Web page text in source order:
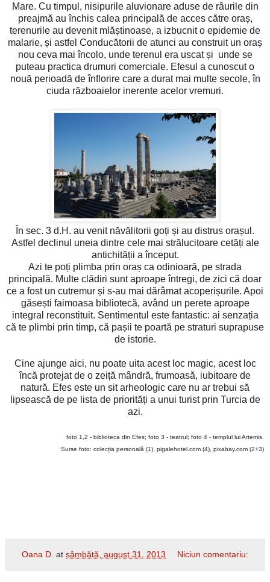
Mare. Cu timpul, nisipurile aluvionare aduse de râurile din
preajmă au închis calea principală de acces către oraș,
terenurile au devenit mlăștinoase, a izbucnit o epidemie de
malarie, și astfel Conducătorii de atunci au construit un oraș
nou ceva mai încolo, unde terenul era uscat și unde se
puteau practica drumuri comerciale. Efesul a cunoscut o
nouă perioadă de înflorire care a durat mai multe secole, în
ciuda războaielor inerente acelor vremuri.
În sec. 3 d.H. au venit năvălitorii goți și au distrus orașul.
Astfel declinul uneia dintre cele mai strălucitoare cetăți ale
antichității a început.
Azi te poți plimba prin oraș ca odinioară, pe strada
principală. Multe clădiri sunt aproape întregi, de zici că doar
ce a fost un cutremur și s-au mai dărâmat acoperișurile. Apoi
găsești faimoasa bibliotecă, având un perete aproape
integral reconstituit. Sentimentul este fantastic: ai senzația
că te plimbi prin timp, că pașii te poartă pe straturi suprapuse
de istorie.
Cine ajunge aici, nu poate uita acest loc magic, acest loc
încă protejat de o zeiță mândră, frumoasă, iubitoare de
natură. Efes este un sit arheologic care nu ar trebui să
lipsească de pe lista de priorități a unui turist prin Turcia de
azi.
foto 1,2 - biblioteca din Efes; foto 3 - teatrul; foto 4 - templul lui Artemis.
Surse foto: colecția personală (1), pigalehotel.com (4), pixabay.com (2+3)
Oana D. atsâmbătă, august 31, 2013 Niciun comentariu: